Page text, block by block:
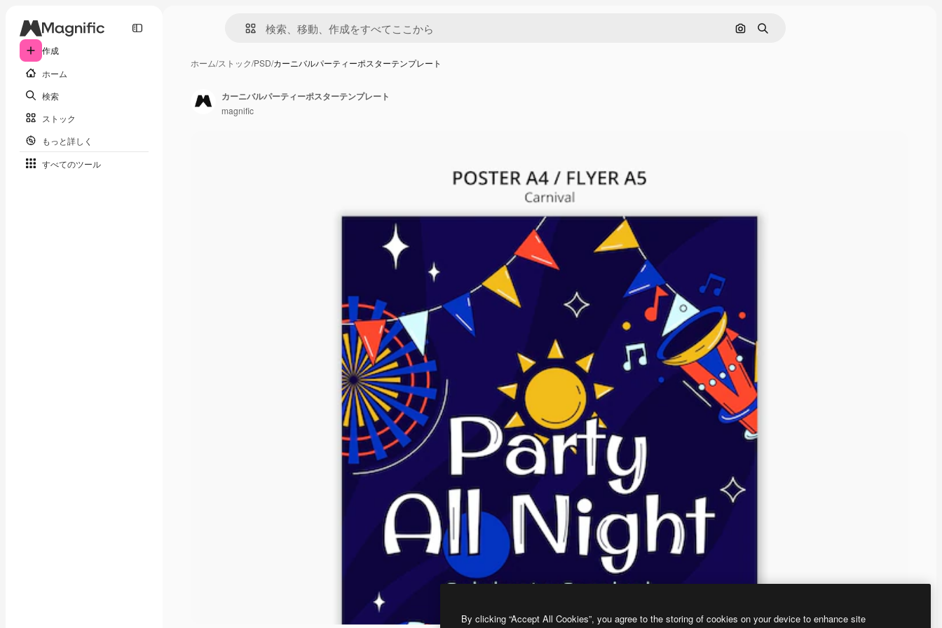
作成
ホーム
検索
ストック
もっと詳しく
すべてのツール
画像で検索
検索
ホーム/ストック/PSD/カーニバルパーティーポスターテンプレート
カーニバルパーティーポスターテンプレート
magnific
By clicking “Accept All Cookies”, you agree to the storing of cookies on your device to enhance site